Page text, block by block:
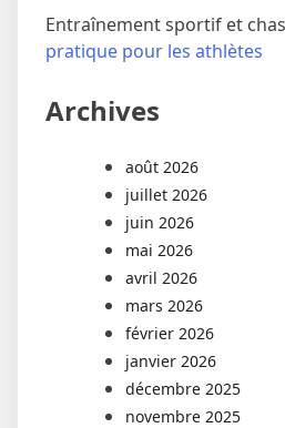
Entraînement sportif et
pratique pour les athlètes
Archives
août 2026
juillet 2026
juin 2026
mai 2026
avril 2026
mars 2026
février 2026
janvier 2026
décembre 2025
novembre 2025